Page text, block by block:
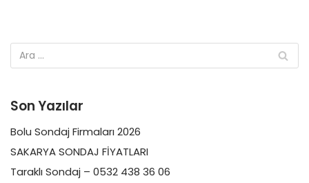
Son Yazılar
Bolu Sondaj Firmaları 2026
SAKARYA SONDAJ FİYATLARI
Taraklı Sondaj – 0532 438 36 06